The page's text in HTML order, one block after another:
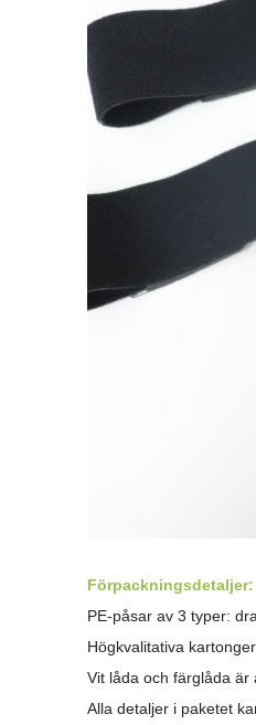
Förpackningsdetaljer:
PE-påsar av 3 typer:
Högkvalitativa
Vit låda och färglåda är
Alla detaljer i paketet